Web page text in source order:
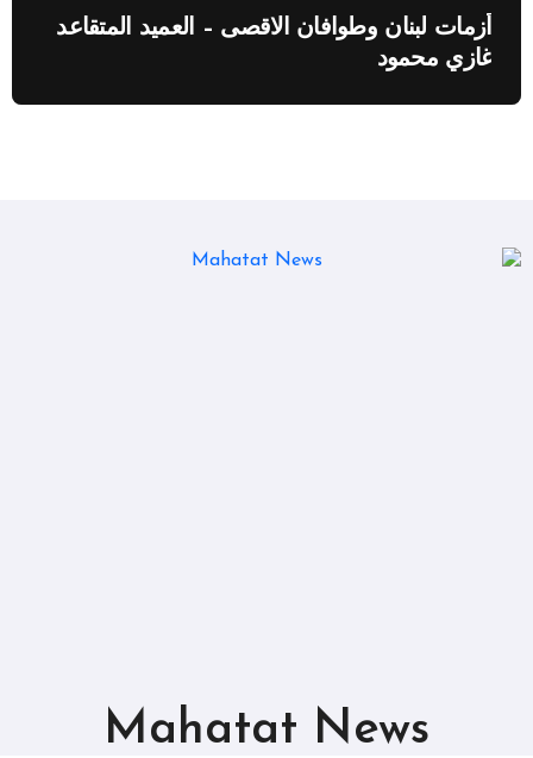
أزمات لبنان وطوافان الاقصى – العميد المتقاعد
غازي محمود
Mahatat News